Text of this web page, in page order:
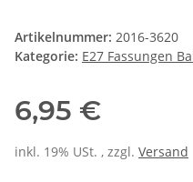
Artikelnummer: 2016-3620
Kategorie: E27 Fassungen
6,95 €
inkl. 19% USt. , zzgl. Versand